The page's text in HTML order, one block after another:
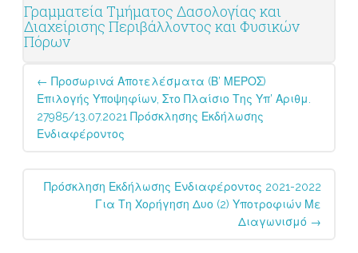
Γραμματεία Τμήματος Δασολογίας και
Διαχείρισης Περιβάλλοντος και Φυσικών
Πόρων
Post
navigation
← Προσωρινά Αποτελέσματα (Β’ ΜΕΡΟΣ)
Επιλογής Υποψηφίων, Στο Πλαίσιο Της Υπ’ Αριθμ.
27985/13.07.2021 Πρόσκλησης Εκδήλωσης
Ενδιαφέροντος
Πρόσκληση Εκδήλωσης Ενδιαφέροντος 2021-2022
Για Τη Χορήγηση Δυο (2) Υποτροφιών Με
Διαγωνισμό →